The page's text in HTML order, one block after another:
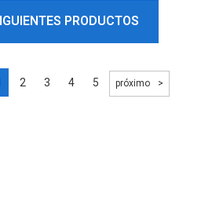
PRODUCTOS
2 3 4 5 próximo